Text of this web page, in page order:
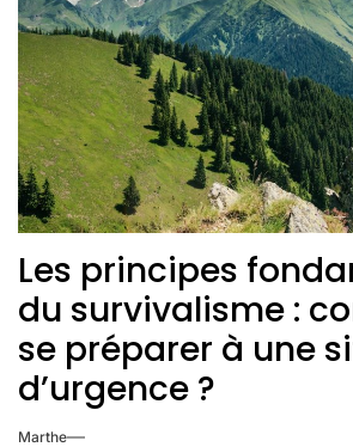
Les principes
du survivalisme :
se préparer à une
d’urgence ?
Marthe